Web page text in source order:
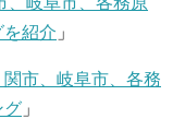
紹介 」
関市、岐阜市、各務
グ 」